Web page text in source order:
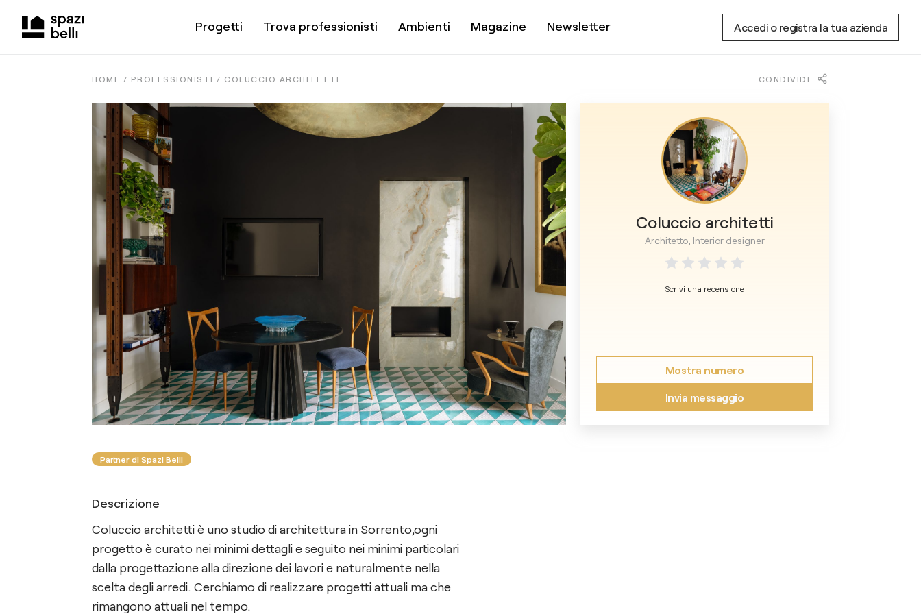
Progetti Trova professionisti Ambienti Magazine Newsletter Accedi o registra la tua azienda
HOME / PROFESSIONISTI / COLUCCIO ARCHITETTI CONDIVIDI
Coluccio architetti
Architetto, Interior designer
Scrivi una recensione
Mostra numero
Invia messaggio
Partner di Spazi Belli
Descrizione
Coluccio architetti è uno studio di architettura in Sorrento,ogni
progetto è curato nei minimi dettagli e seguito nei minimi particolari
dalla progettazione alla direzione dei lavori e naturalmente nella
scelta degli arredi. Cerchiamo di realizzare progetti attuali ma che
rimangono attuali nel tempo.